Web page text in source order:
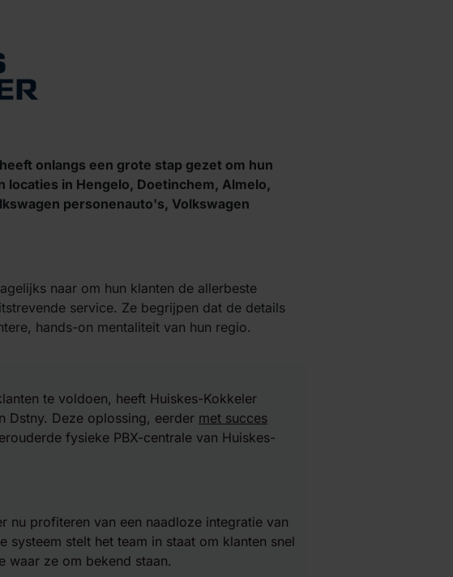
onlangs een grote stap gezet om hun
in Hengelo, Doetinchem, Almelo,
personenauto's, Volkswagen
naar om hun klanten de allerbeste
service. Ze begrijpen dat de details
hands-on mentaliteit van hun regio.
te voldoen, heeft Huiskes-Kokkeler
Dstny. Deze oplossing, eerder met succes
fysieke PBX-centrale van Huiskes-
nu profiteren van een naadloze integratie van
systeem stelt het team in staat om klanten snel
waar ze om bekend staan.